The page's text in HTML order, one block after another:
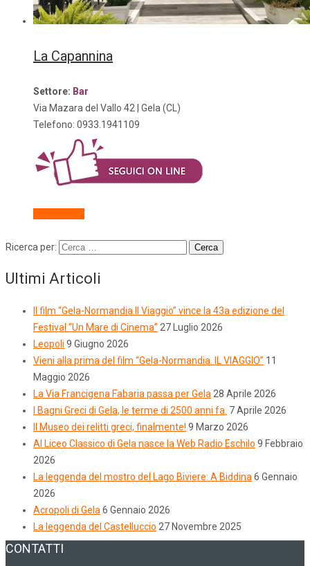
La Capannina
Settore: Bar
Via Mazara del Vallo 42 | Gela (CL)
Telefono: 0933.1941109
Ricerca per:
Ultimi Articoli
Il film “Gela-Normandia.Il Viaggio” vince la 43a edizione del
Festival “Un Mare di Cinema” 27 Luglio 2026
Leopoli 9 Giugno 2026
Vieni alla prima del film “Gela-Normandia. IL VIAGGIO” 11
Maggio 2026
La Via Francigena Fabaria passa per Gela 28 Aprile 2026
I Bagni Greci di Gela, le terme di 2500 anni fa. 7 Aprile 2026
Il Museo dei relitti greci, finalmente! 9 Marzo 2026
Al Liceo Classico di Gela nasce la Web Radio Eschilo 9 Febbraio
2026
La leggenda del mostro del Lago Biviere: A Biddina 6 Gennaio
2026
Acropoli di Gela 6 Gennaio 2026
La leggenda del Castelluccio 27 Novembre 2025
CONTATTI